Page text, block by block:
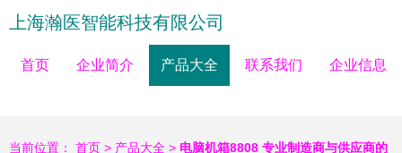
上海瀚医智能科技有限公司
首页 企业简介 产品大全 联系我们 企业信息
当前位置： 首页 > 产品大全 > 电脑机箱8808 专业制造商与供应商的